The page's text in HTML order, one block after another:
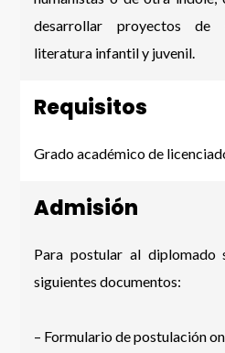
desarrollar proyectos de
literatura infantil y juvenil.
Requisitos
Grado académico de
Admisión
Para postular al diplomado
siguientes documentos:
– Formulario de postulación